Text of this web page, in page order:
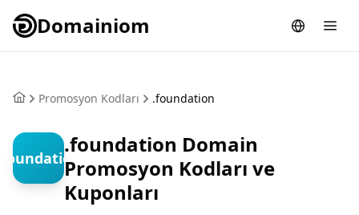
Domainiom
Promosyon Kodları .foundation
.foundation Domain
Promosyon Kodları ve
Kuponları